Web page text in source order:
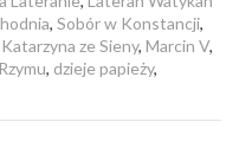
, Sobór w Konstancji,
Katarzyna ze Sieny, Marcin V,
, dzieje papieży,